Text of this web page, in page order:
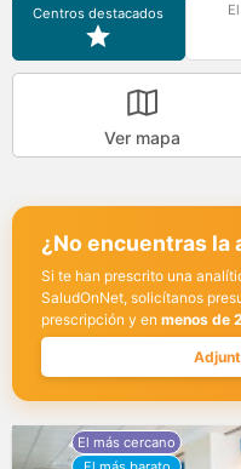
Centros destacados
Ver mapa
¿No encuentras la
Si te han prescrito una
SaludOnNet, solicítanos
prescripción y en menos de